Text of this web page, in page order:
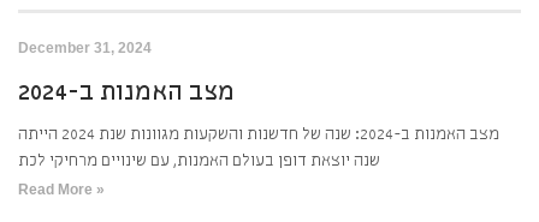
December 31, 2024
מצב האמנות ב-2024
מצב האמנות ב-2024: שנה של חדשנות והשקעות מגוונות שנת 2024 הייתה
שנה יוצאת דופן בעולם האמנות, עם שינויים מרחיקי לכת
Read More »